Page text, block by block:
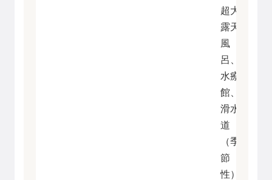
超大
露天
風
呂、
水療
館、
滑水
道
（季
節
性）